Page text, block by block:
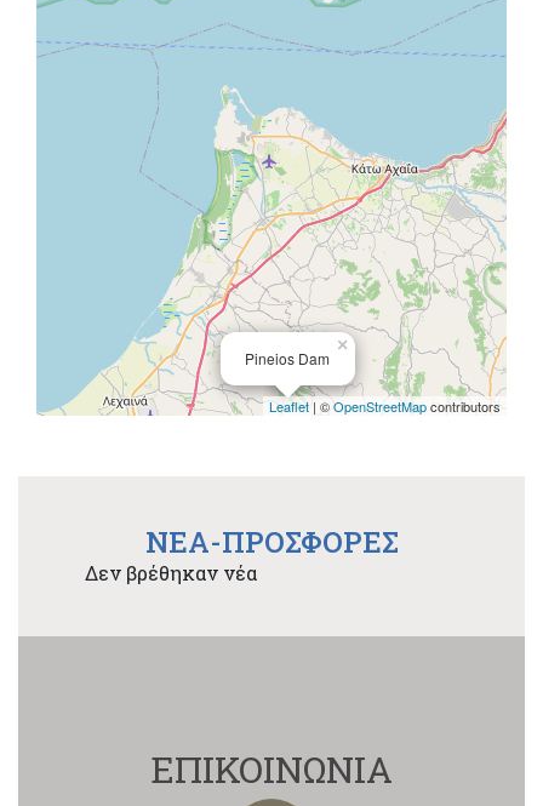
Pineios Dam
×
Leaflet | ©OpenStreetMapcontributors
NEA-ΠΡΟΣΦΟΡΕΣ
Δεν βρέθηκαν νέα
ΕΠΙΚΟΙΝΩΝΙΑ